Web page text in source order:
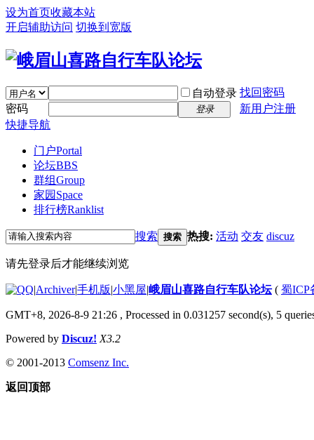
设为首页收藏本站
开启辅助访问 切换到宽版
自动登录 找回密码
密码
登录
新用户注册
快捷导航
门户Portal
论坛BBS
群组Group
家园 Space
排行榜Ranklist
搜索 搜索 热搜: 活动 交友 discuz
请先登录后才能继续浏览
|Archiver|手机版|小黑屋|峨眉山喜路自行车队论坛( 蜀ICP
GMT+8, 2026-8-9 21:26 , Processed in 0.031257 second(s), 5
Powered by Discuz! X3.2
© 2001-2013 Comsenz Inc.
返回顶部